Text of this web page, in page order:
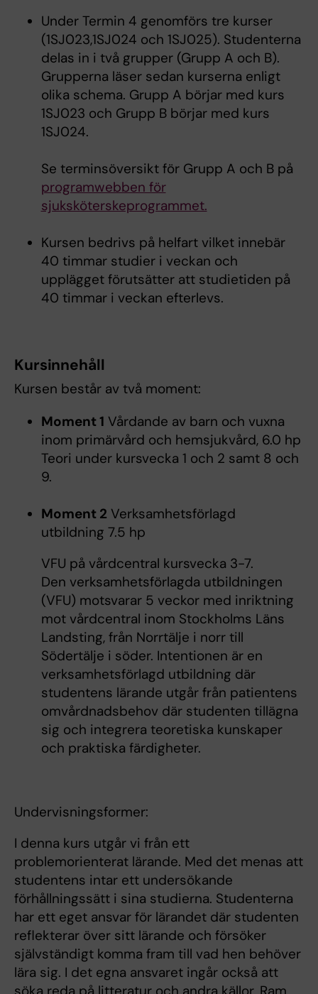
Under Termin 4 genomförs tre kurser
(1SJ023,1SJ024 och 1SJ025). Studenterna
delas in i två grupper (Grupp A och B).
Grupperna läser sedan kurserna enligt
olika schema. Grupp A börjar med kurs
1SJ023 och Grupp B börjar med kurs
1SJ024.
Se terminsöversikt för Grupp A och B på
programwebben för
sjuksköterskeprogrammet.
Kursen bedrivs på helfart vilket innebär
40 timmar studier i veckan och
upplägget förutsätter att studietiden på
40 timmar i veckan efterlevs.
Kursinnehåll
Kursen består av två moment:
Moment 1 Vårdande av barn och vuxna
inom primärvård och hemsjukvård, 6.0 hp
Teori under kursvecka 1 och 2 samt 8 och
9.
Moment 2 Verksamhetsförlagd
utbildning 7.5 hp
VFU på vårdcentral kursvecka 3-7.
Den verksamhetsförlagda utbildningen
(VFU) motsvarar 5 veckor med inriktning
mot vårdcentral inom Stockholms Läns
Landsting, från Norrtälje i norr till
Södertälje i söder. Intentionen är en
verksamhetsförlagd utbildning där
studentens lärande utgår från patientens
omvårdnadsbehov där studenten tillägna
sig och integrera teoretiska kunskaper
och praktiska färdigheter.
Undervisningsformer:
I denna kurs utgår vi från ett
problemorienterat lärande. Med det menas att
studentens intar ett undersökande
förhållningssätt i sina studierna. Studenterna
har ett eget ansvar för lärandet där studenten
reflekterar över sitt lärande och försöker
självständigt komma fram till vad hen behöver
lära sig. I det egna ansvaret ingår också att